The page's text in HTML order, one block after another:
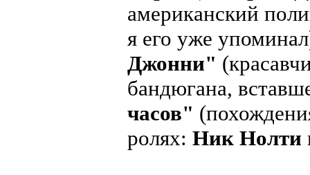
американский
я его уже
Джонни"
бандюгана,
часов"
ролях: Ник Нолти